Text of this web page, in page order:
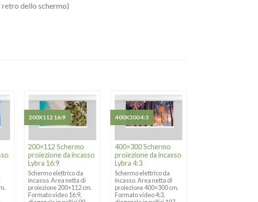
retro dello schermo)
200×112 Schermo
proiezione da incasso
Lybra 16:9
Schermo elettrico da
incasso. Area netta di
proiezione 200×112 cm.
Formato video 16:9,
200X112 16:9
400×300 Schermo
proiezione da incasso
Lybra 4:3
Schermo elettrico da
incasso. Area netta di
proiezione 400×300 cm.
Formato video 4:3,
400X300 4:3